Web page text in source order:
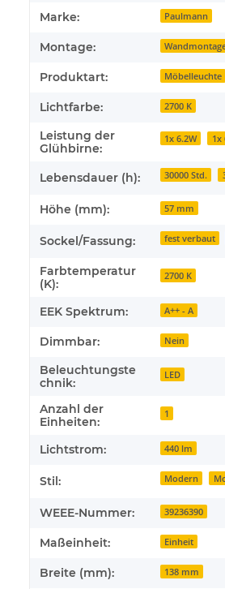
Marke: Paulmann
Montage:
Produktart: Möbelleuchte
Lichtfarbe: 2700 K
Leistung der
Glühbirne:
1x 6.2W 1x
Lebensdauer (h): 30000 Std.
Höhe (mm): 57 mm
Sockel/Fassung: fest verbaut
Farbtemperatur
(K):
2700 K
EEK Spektrum: A++ - A
Dimmbar: Nein
Beleuchtungste
chnik:
LED
Anzahl der
Einheiten:
1
Lichtstrom: 440 lm
Stil: Modern
WEEE-Nummer: 39236390
Maßeinheit: Einheit
Breite (mm): 138 mm